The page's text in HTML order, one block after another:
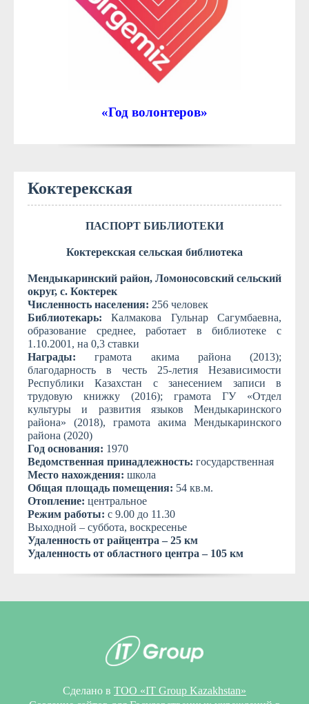
«Год волонтеров»
Коктерекская
ПАСПОРТ БИБЛИОТЕКИ
Коктерекская сельская библиотека
Мендыкаринский район, Ломоносовский сельский
округ, с. Коктерек
Численность населения: 256 человек
Библиотекарь: Калмакова Гульнар Сагумбаевна,
образование среднее, работает в библиотеке с
1.10.2001, на 0,3 ставки
Награды:грамота акима района (2013);
благодарность в честь 25-летия Независимости
Республики Казахстан с занесением записи в
трудовую книжку (2016); грамота ГУ «Отдел
культуры и развития языков Мендыкаринского
района» (2018), грамота акима Мендыкаринского
района (2020)
Год основания: 1970
Ведомственная принадлежность: государственная
Место нахождения: школа
Общая площадь помещения: 54 кв.м.
Отопление: центральное
Режим работы: с 9.00 до 11.30
Выходной – суббота, воскресенье
Удаленность от райцентра – 25 км
Удаленность от областного центра – 105 км
Сделано в ТОО «IT Group Kazakhstan»